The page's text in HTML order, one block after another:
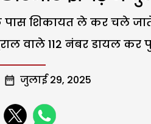
शिकायत ले कर चले
वाले 112 नंबर डायल कर
जुलाई 29, 2025